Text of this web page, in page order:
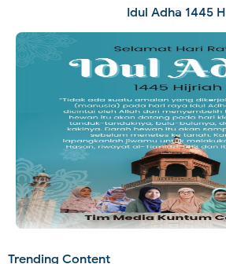
Idul Adha 1445 H
Trending Content